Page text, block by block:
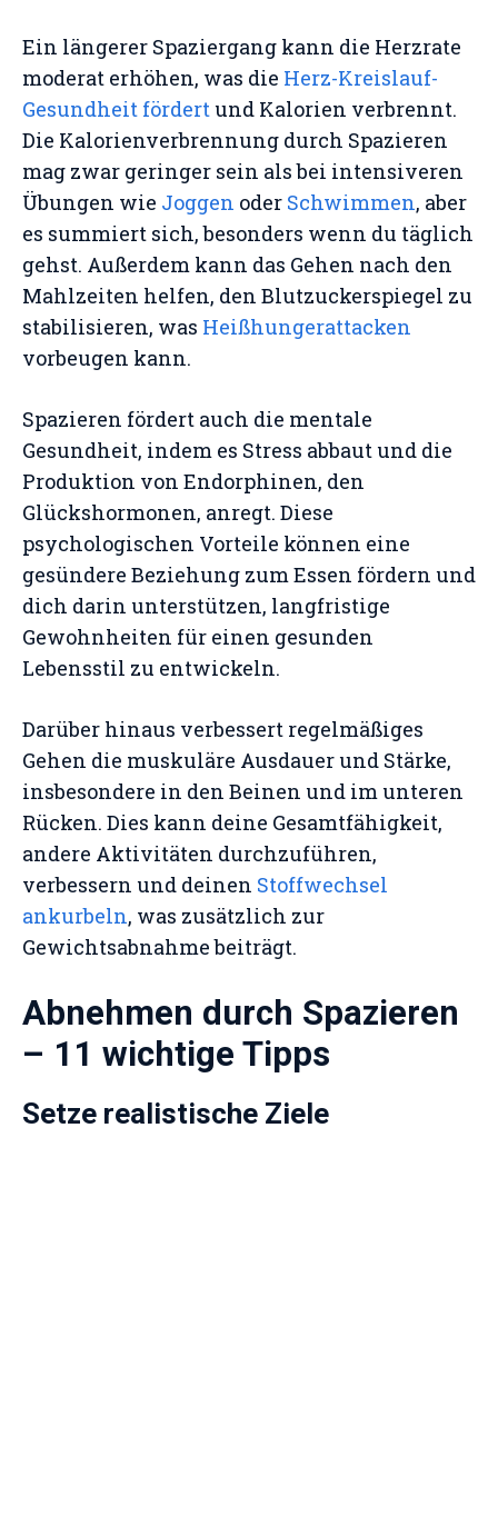
Ein längerer Spaziergang kann die Herzrate
moderat erhöhen, was die Herz-Kreislauf-
Gesundheit fördertund Kalorien verbrennt.
Die Kalorienverbrennung durch Spazieren
mag zwar geringer sein als bei intensiveren
Übungen wie Joggen oder Schwimmen, aber
es summiert sich, besonders wenn du täglich
gehst. Außerdem kann das Gehen nach den
Mahlzeiten helfen, den Blutzuckerspiegel zu
stabilisieren, was Heißhungerattacken
vorbeugen kann.
Spazieren fördert auch die mentale
Gesundheit, indem es Stress abbaut und die
Produktion von Endorphinen, den
Glückshormonen, anregt. Diese
psychologischen Vorteile können eine
gesündere Beziehung zum Essen fördern und
dich darin unterstützen, langfristige
Gewohnheiten für einen gesunden
Lebensstil zu entwickeln.
Darüber hinaus verbessert regelmäßiges
Gehen die muskuläre Ausdauer und Stärke,
insbesondere in den Beinen und im unteren
Rücken. Dies kann deine Gesamtfähigkeit,
andere Aktivitäten durchzuführen,
verbessern und deinen Stoffwechsel
ankurbeln, was zusätzlich zur
Gewichtsabnahme beiträgt.
Abnehmen durch Spazieren
– 11 wichtige Tipps
Setze realistische Ziele